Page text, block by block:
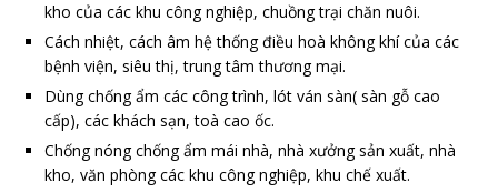
kho của các khu công nghiệp, chuồng trại chăn nuôi.
Cách nhiệt, cách âm hệ thống điều hoà không khí của các
bệnh viện, siêu thị, trung tâm thương mại.
Dùng chống ẩm các công trình, lót ván sàn( sàn gỗ cao
cấp), các khách sạn, toà cao ốc.
Chống nóng chống ẩm mái nhà, nhà xưởng sản xuất, nhà
kho, văn phòng các khu công nghiệp, khu chế xuất.